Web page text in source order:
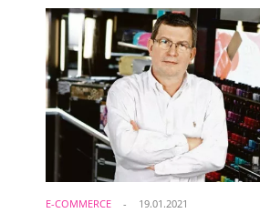
E-COMMERCE 19.01.2021